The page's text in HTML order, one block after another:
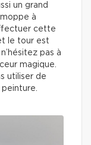
un grand
à
cette
le tour est
n’hésitez pas à
magique.
utiliser de